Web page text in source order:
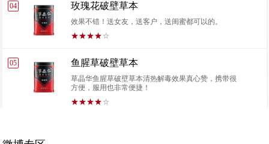
04 玫瑰花破壁草本
效果不错！送女友，送客户，送闺蜜都可以的。
05 鱼腥草破壁草本
草晶华鱼腥草破壁草本清热解毒效果真心赞，携带很
方便，服用也非常便捷！